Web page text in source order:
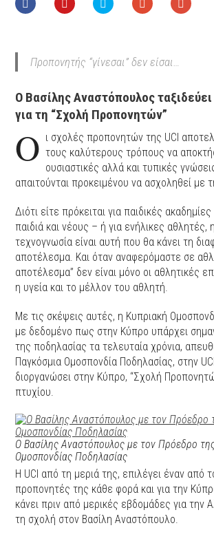
Προπονητής “γίνεσαι” δεν είσαι…
Ο Βασίλης Αναστόπουλος
για τη “Σχολή Προπονητών”
Ο ι σχολές προπονητών της UCI
τους καλύτερους τρόπους να
ουσιαστικές αλλά και τυπικές
απαιτούνται προκειμένου να ασχοληθεί με
Διότι είτε πρόκειται για παιδικές
παιδιά και νέους – ή για ενήλικες αθλητές,
τεχνογνωσία είναι αυτή που θα κάνει τη
αποτέλεσμα. Και όταν αναφερόμαστε σε
αποτέλεσμα” δεν είναι μόνο οι αθλητικές
η υγεία και το μέλλον του αθλητή.
Με τις σκέψεις αυτές, η Κυπριακή
με δεδομένο πως στην Κύπρο υπάρχει
της ποδηλασίας τα τελευταία χρόνια,
Παγκόσμια Ομοσπονδία Ποδηλασίας, στην
διοργανώσει στην Κύπρο, “Σχολή
πτυχίου.
Ο Βασίλης Αναστόπουλος με τον Πρόεδρο
Ομοσπονδίας Ποδηλασίας
Η UCI από τη μεριά της, επιλέγει έναν από
προπονητές της κάθε φορά και για την
κάνει πριν από μερικές εβδομάδες για την
τη σχολή στον Βασίλη Αναστόπουλο.